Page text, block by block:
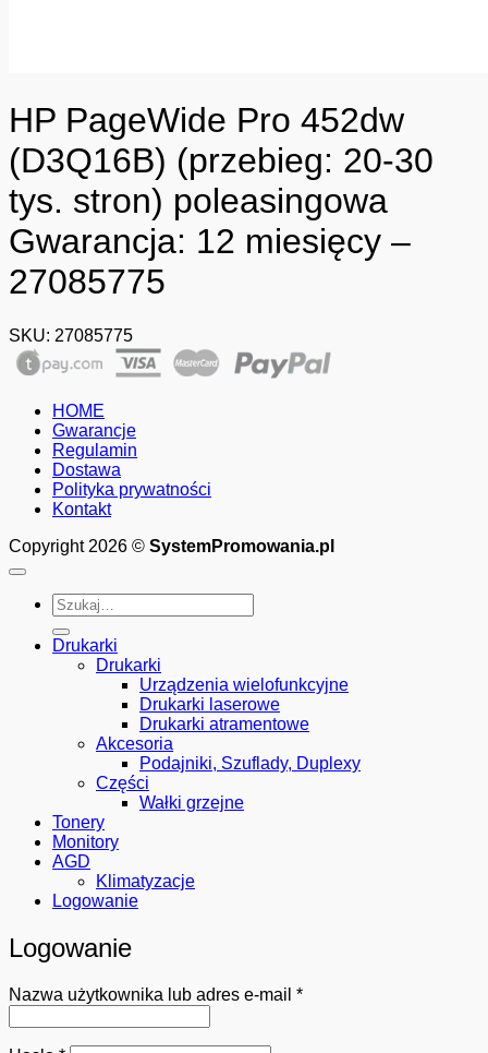
HP PageWide Pro 452dw
(D3Q16B) (przebieg: 20-30
tys. stron) poleasingowa
Gwarancja: 12 miesięcy –
27085775
SKU: 27085775
HOME
Gwarancje
Regulamin
Dostawa
Polityka prywatności
Kontakt
Copyright 2026 © SystemPromowania.pl
Szukaj:
Drukarki
Drukarki
Urządzenia wielofunkcyjne
Drukarki laserowe
Drukarki atramentowe
Akcesoria
Podajniki, Szuflady, Duplexy
Części
Wałki grzejne
Tonery
Monitory
AGD
Klimatyzacje
Logowanie
Logowanie
Nazwa użytkownika lub adres e-mail *Wymagane